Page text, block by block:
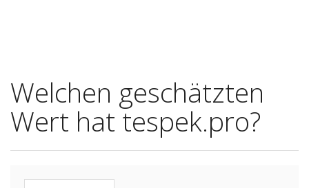
Welchen geschätzten
Wert hat tespek.pro?